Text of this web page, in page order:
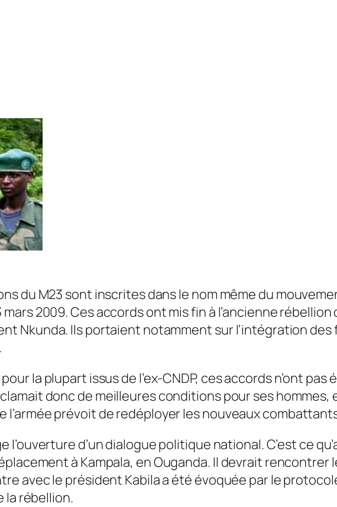
du M23 sont inscrites dans le nom même du
2009. Ces accords ont mis fin à l’ancienne rébellion
Nkunda. Ils portaient notamment sur l’intégration des
la plupart issus de l’ex-CNDP, ces accords n’ont
donc de meilleures conditions pour ses hommes,
l’armée prévoit de redéployer les nouveaux
l’ouverture d’un dialogue politique national. C’est ce
à Kampala, en Ouganda. Il devrait
avec le président Kabila a été évoquée par le
la rébellion.